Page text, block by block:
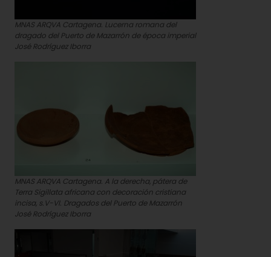
MNAS ARQVA Cartagena. Lucerna romana del
dragado del Puerto de Mazarrón de época imperial
José Rodríguez Iborra
MNAS ARQVA Cartagena. A la derecha, pátera de
Terra Sigillata africana con decoración cristiana
incisa, s.V-VI. Dragados del Puerto de Mazarrón
José Rodríguez Iborra